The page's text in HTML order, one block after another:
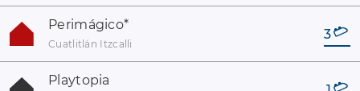
Perimágico*
Cuatlitlán Itzcalli
3
Playtopia